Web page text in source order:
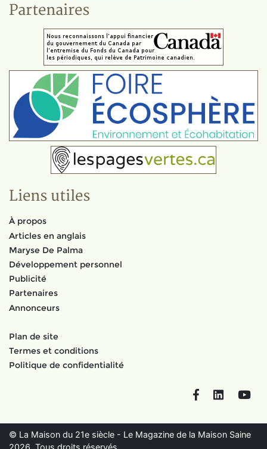
Partenaires
Liens utiles
À propos
Articles en anglais
Maryse De Palma
Développement personnel
Publicité
Partenaires
Annonceurs
Plan de site
Termes et conditions
Politique de confidentialité
FacebookLinkedIn
© La Maison du 21e siècle - Le Magazine de la Maison Saine
2026. Tous droits réservés.